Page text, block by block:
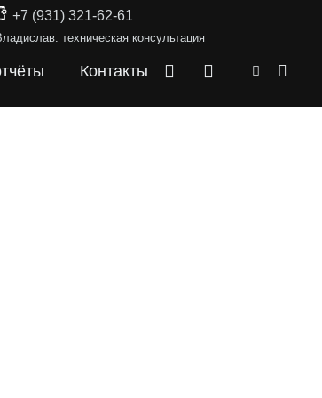
+7 (931) 321-62-61
техническая консультация
Контакты